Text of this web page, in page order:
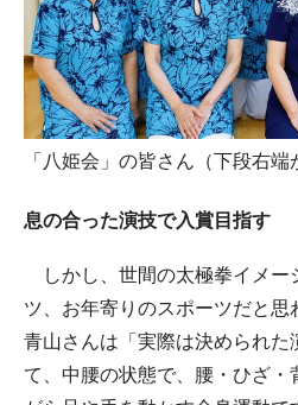
「八姫会」の皆さん（下段右端
息の合った演技で入賞目指す
しかし、世間の太極拳イメー
ツ、お年寄りのスポーツだと思
青山さんは「実際は決められた
て、中腰の状態で、腰・ひざ・